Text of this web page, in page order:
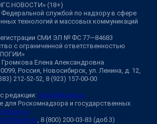
(18+)
службой по надзору в сфере
технологий и массовых коммуникаций
СМИ ЭЛ № ФС 77—84683
с ограниченной ответственностью
Елена Александровна
Россия, Новосибирск, ул. Ленина, д. 12,
212-52-52, 8 (923) 157-00-00
редакции: ngs@shkulev.ru
для Роскомнадзора и государственных
, 8 (800) 200-03-83 (доб.3)